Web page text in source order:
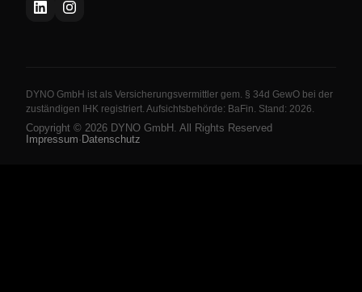
DYNO GmbH ist als Versicherungsvermittler gem. § 34d GewO bei der
zuständigen IHK registriert. Aufsichtsbehörde: BaFin. Stand: 2026.
Copyright © 2026 DYNO GmbH. All Rights Reserved
Impressum· Datenschutz